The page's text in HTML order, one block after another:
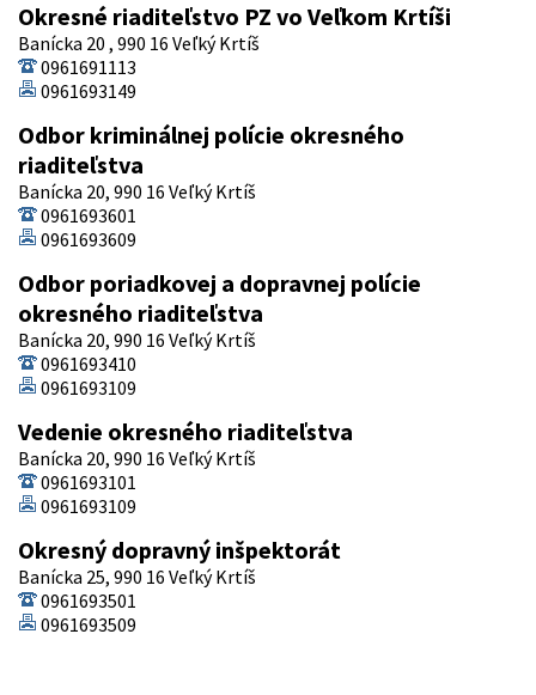
Okresné riaditeľstvo PZ vo Veľkom Krtíši
Banícka 20 , 990 16 Veľký Krtíš
0961691113
0961693149
Odbor kriminálnej polície okresného
riaditeľstva
Banícka 20, 990 16 Veľký Krtíš
0961693601
0961693609
Odbor poriadkovej a dopravnej polície
okresného riaditeľstva
Banícka 20, 990 16 Veľký Krtíš
0961693410
0961693109
Vedenie okresného riaditeľstva
Banícka 20, 990 16 Veľký Krtíš
0961693101
0961693109
Okresný dopravný inšpektorát
Banícka 25, 990 16 Veľký Krtíš
0961693501
0961693509